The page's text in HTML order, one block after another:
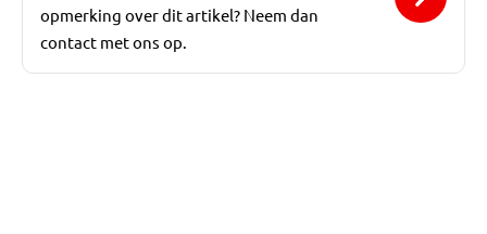
opmerking over dit artikel? Neem dan
contact met ons op.